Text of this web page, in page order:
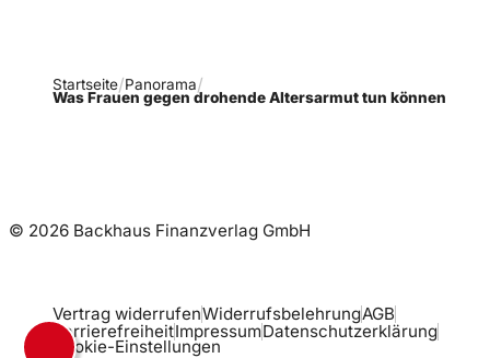
Startseite Panorama
Was Frauen gegen drohende Altersarmut tun können
© 2026 Backhaus Finanzverlag GmbH
Vertrag widerrufenWiderrufsbelehrungAGB
BarrierefreiheitImpressumDatenschutzerklärung
Cookie-Einstellungen